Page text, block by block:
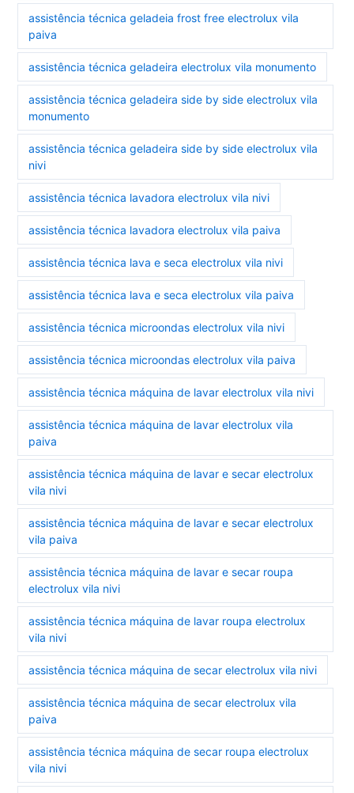
assistência técnica geladeia frost free electrolux vila
paiva
assistência técnica geladeira electrolux vila monumento
assistência técnica geladeira side by side electrolux vila
monumento
assistência técnica geladeira side by side electrolux vila
nivi
assistência técnica lavadora electrolux vila nivi
assistência técnica lavadora electrolux vila paiva
assistência técnica lava e seca electrolux vila nivi
assistência técnica lava e seca electrolux vila paiva
assistência técnica microondas electrolux vila nivi
assistência técnica microondas electrolux vila paiva
assistência técnica máquina de lavar electrolux vila nivi
assistência técnica máquina de lavar electrolux vila
paiva
assistência técnica máquina de lavar e secar electrolux
vila nivi
assistência técnica máquina de lavar e secar electrolux
vila paiva
assistência técnica máquina de lavar e secar roupa
electrolux vila nivi
assistência técnica máquina de lavar roupa electrolux
vila nivi
assistência técnica máquina de secar electrolux vila nivi
assistência técnica máquina de secar electrolux vila
paiva
assistência técnica máquina de secar roupa electrolux
vila nivi